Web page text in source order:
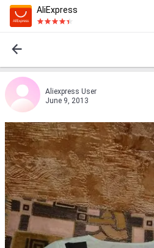
AliExpress
Aliexpress User
June 9, 2013